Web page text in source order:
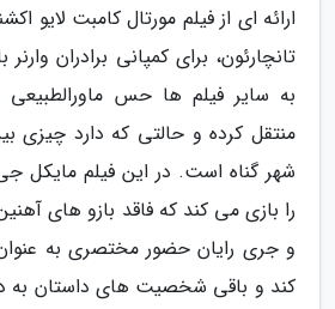
ارائه ای از فیلم مورتال کامبت لایو
تانچارئون، برای کمپانی برادران
به سایر فیلم ها حس ماورالطبیعی
منتقل کرده و حالتی که دارد چیزی
شهر گناه است. در این فیلم
را بازی می کند که فاقد بازو های
و جری رایان حضور مختصری به
کند و باقی شخصیت های داستان به